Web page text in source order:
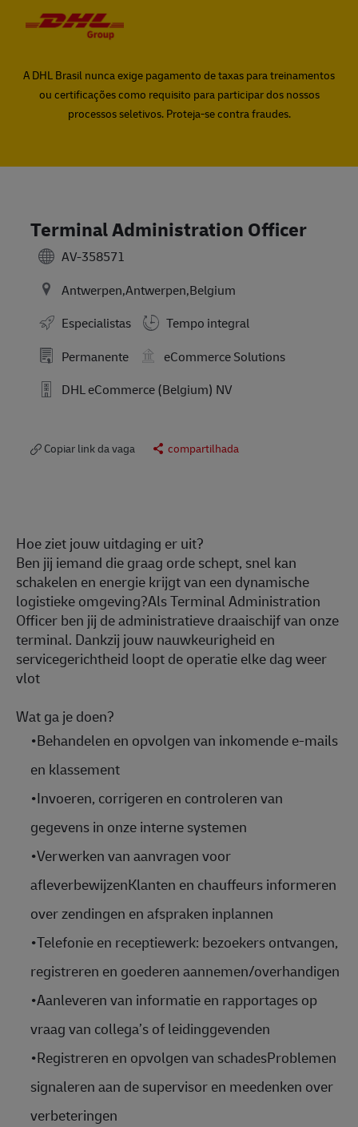
A DHL Brasil nunca exige pagamento de taxas para treinamentos
ou certificações como requisito para participar dos nossos
processos seletivos. Proteja-se contra fraudes.
Terminal Administration Officer
AV-358571
Antwerpen,Antwerpen,Belgium
Especialistas
Tempo integral
Permanente
eCommerce Solutions
DHL eCommerce (Belgium) NV
Copiar link da vaga compartilhada
Hoe ziet jouw uitdaging er uit?
Ben jij iemand die graag orde schept, snel kan
schakelen en energie krijgt van een dynamische
logistieke omgeving?Als Terminal Administration
Officer ben jij de administratieve draaischijf van onze
terminal. Dankzij jouw nauwkeurigheid en
servicegerichtheid loopt de operatie elke dag weer
vlot
Wat ga je doen?
•Behandelen en opvolgen van inkomende e-mails
en klassement
•Invoeren, corrigeren en controleren van
gegevens in onze interne systemen
•Verwerken van aanvragen voor
afleverbewijzenKlanten en chauffeurs informeren
over zendingen en afspraken inplannen
•Telefonie en receptiewerk: bezoekers ontvangen,
registreren en goederen aannemen/overhandigen
•Aanleveren van informatie en rapportages op
vraag van collega’s of leidinggevenden
•Registreren en opvolgen van schadesProblemen
signaleren aan de supervisor en meedenken over
verbeteringen